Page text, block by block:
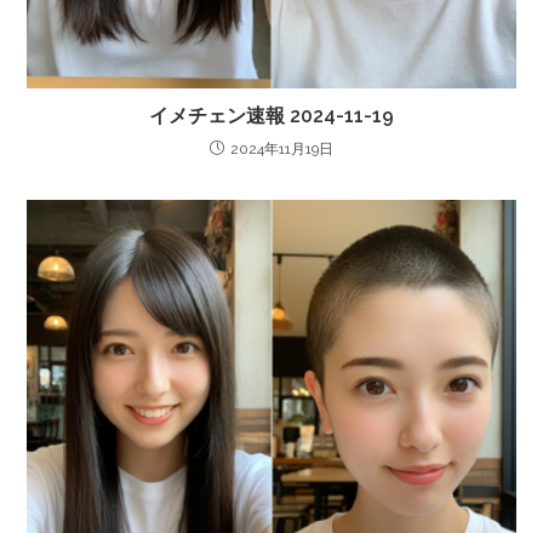
イメチェン速報 2024-11-19
2024年11月19日